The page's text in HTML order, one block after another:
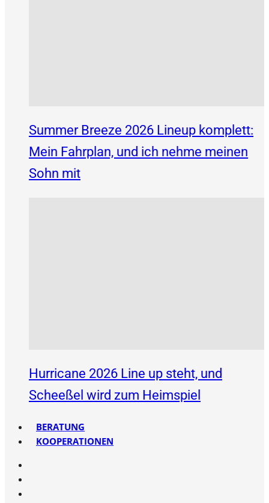
Summer Breeze 2026 Lineup komplett:
Mein Fahrplan, und ich nehme meinen
Sohn mit
Hurricane 2026 Line up steht, und
Scheeßel wird zum Heimspiel
BERATUNG
KOOPERATIONEN